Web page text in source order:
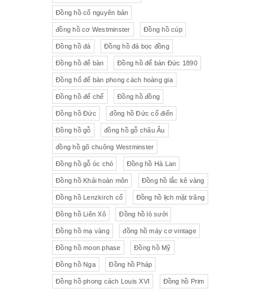
Đồng hồ cổ nguyên bản
đồng hồ cơ Westminster Đồng hồ cúp
Đồng hồ đá Đồng hồ đá bọc đồng
Đồng hồ để bàn Đồng hồ để bàn Đức 1890
Đồng hổ để bàn phong cách hoàng gia
Đồng hồ đế chế Đồng hồ đồng
Đồng hồ Đức đồng hồ Đức cổ điển
Đồng hồ gỗ đồng hồ gỗ châu Âu
đồng hồ gõ chuông Westminster
Đồng hồ gỗ óc chó Đồng hồ Hà Lan
Đồng hồ Khải hoàn môn Đồng hồ lắc kê vàng
Đồng hồ Lenzkirch cổ Đồng hồ lịch mặt trăng
Đồng hồ Liên Xô Đồng hồ lò sưởi
Đồng hồ mạ vàng đồng hồ máy cơ vintage
Đồng hồ moon phase Đồng hồ Mỹ
Đồng hồ Nga Đồng hồ Pháp
Đồng hồ phong cách Louis XVI Đồng hồ Prim